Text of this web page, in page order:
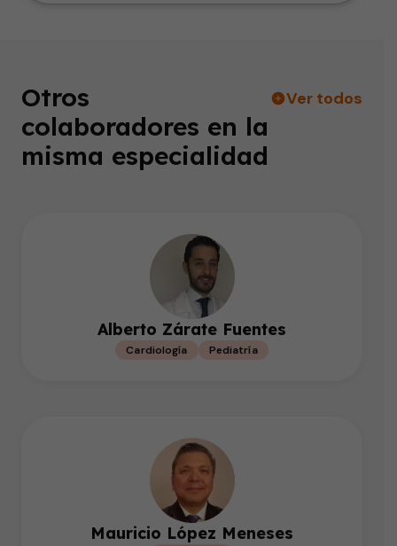
Otros
colaboradores en la
misma especialidad
Ver todos
Alberto Zárate Fuentes
Cardiología Pediatría
Mauricio López Meneses